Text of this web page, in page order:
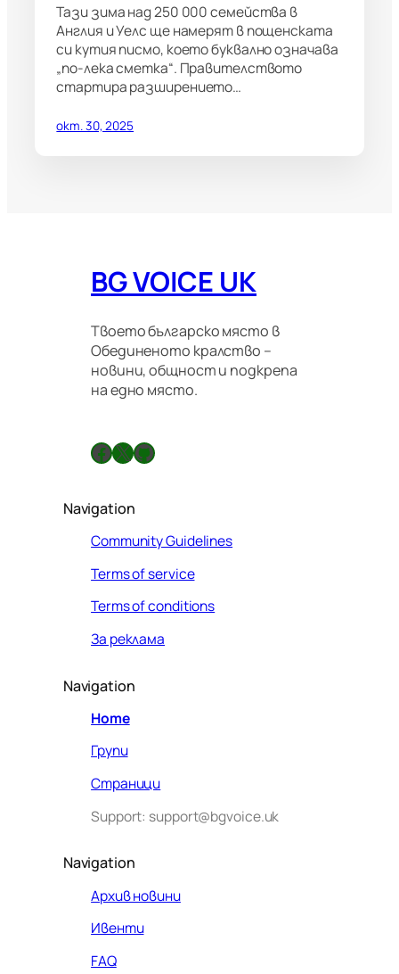
Тази зима над 250 000 семейства в
Англия и Уелс ще намерят в пощенската
си кутия писмо, което буквално означава
„по-лека сметка“. Правителството
стартира разширението…
окт. 30, 2025
BG VOICE UK
Твоето българско място в
Обединеното кралство –
новини, общност и подкрепа
на едно място.
Facebook X GitHub
Navigation
Community Guidelines
Terms of service
Terms of conditions
За реклама
Navigation
Home
Групи
Страници
Support: support@bgvoice.uk
Navigation
Архив новини
Ивенти
FAQ